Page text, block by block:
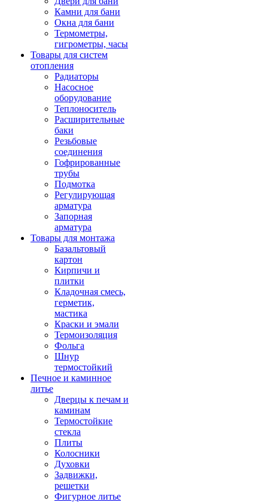
Камни для бани
Окна для бани
Термометры,
гигрометры, часы
Товары для систем
отопления
Радиаторы
Насосное
оборудование
Теплоноситель
Расширительные
баки
Резьбовые
соединения
Гофрированные
трубы
Подмотка
Регулирующая
арматура
Запорная
арматура
Товары для монтажа
Базальтовый
картон
Кирпичи и
плитки
Кладочная смесь,
герметик,
мастика
Краски и эмали
Термоизоляция
Фольга
Шнур
термостойкий
Печное и каминное
литье
Дверцы к печам и
каминам
Термостойкие
стекла
Плиты
Колосники
Духовки
Задвижки,
решетки
Фигурное литье